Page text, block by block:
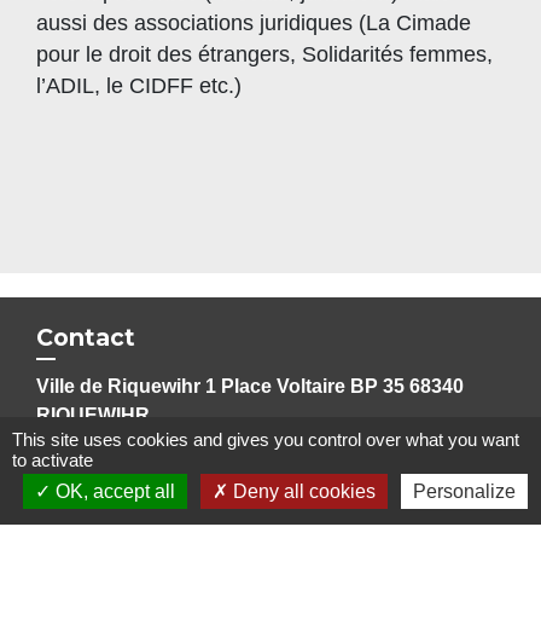
aussi des associations juridiques (La Cimade
pour le droit des étrangers, Solidarités femmes,
l’ADIL, le CIDFF etc.)
Contact
Ville de Riquewihr 1 Place Voltaire BP 35 68340
RIQUEWIHR
Accueil du public Lundi,Mardi,Vendredi 8h-12h30
Jeudi 8h-18h30 le 1er samedi du mois 8h30-11h30
Les services restent accessibles par téléphone ou mail
du lundi au vendredi
This site uses cookies and gives you control over what you want
to activate
OK, accept all
Deny all cookies Personalize